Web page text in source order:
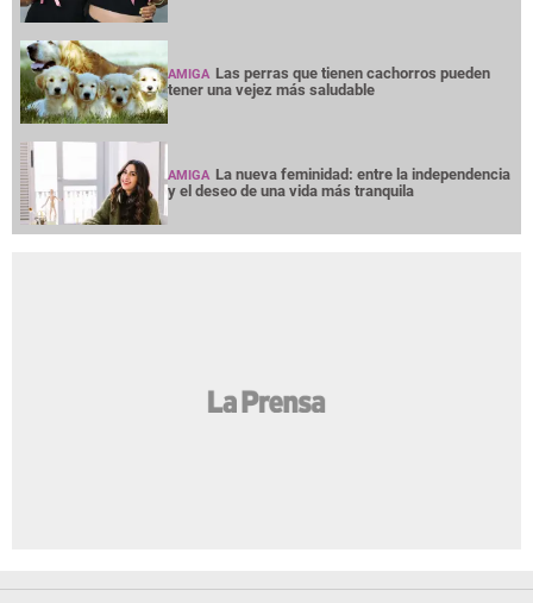
AMIGA Las perras que tienen cachorros pueden
tener una vejez más saludable
AMIGA La nueva feminidad: entre la independencia
y el deseo de una vida más tranquila